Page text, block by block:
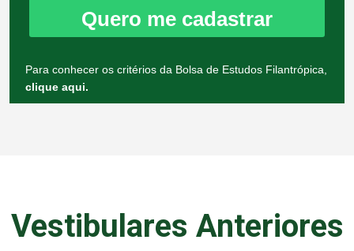
Quero me cadastrar
Para conhecer os critérios da Bolsa de Estudos Filantrópica,
clique aqui.
Vestibulares Anteriores